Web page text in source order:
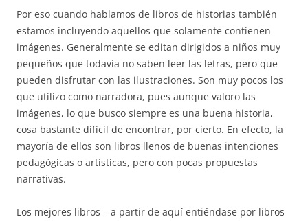
Por eso cuando hablamos de libros de historias también
estamos incluyendo aquellos que solamente contienen
imágenes. Generalmente se editan dirigidos a niños muy
pequeños que todavía no saben leer las letras, pero que
pueden disfrutar con las ilustraciones. Son muy pocos los
que utilizo como narradora, pues aunque valoro las
imágenes, lo que busco siempre es una buena historia,
cosa bastante difícil de encontrar, por cierto. En efecto, la
mayoría de ellos son libros llenos de buenas intenciones
pedagógicas o artísticas, pero con pocas propuestas
narrativas.
Los mejores libros – a partir de aquí entiéndase por libros